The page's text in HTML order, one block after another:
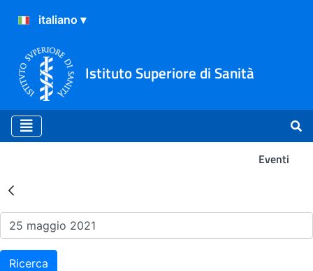
Istituto Superiore di Sanità
Eventi
Risultati della Ricerca -
Ricerca